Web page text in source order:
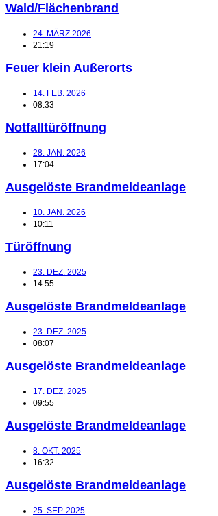
Wald/Flächenbrand
24. MÄRZ 2026
21:19
Feuer klein Außerorts
14. FEB. 2026
08:33
Notfalltüröffnung
28. JAN. 2026
17:04
Ausgelöste Brandmeldeanlage
10. JAN. 2026
10:11
Türöffnung
23. DEZ. 2025
14:55
Ausgelöste Brandmeldeanlage
23. DEZ. 2025
08:07
Ausgelöste Brandmeldeanlage
17. DEZ. 2025
09:55
Ausgelöste Brandmeldeanlage
8. OKT. 2025
16:32
Ausgelöste Brandmeldeanlage
25. SEP. 2025